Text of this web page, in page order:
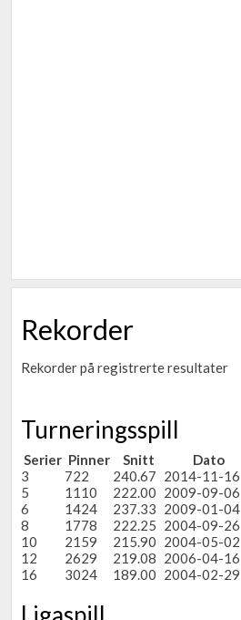
Rekorder
Rekorder på registrerte resultater
Turneringsspill
Serier Pinner Snitt Dato
3
722 240.67 2014-11-16
5
1110 222.00 2009-09-06
6
1424 237.33 2009-01-04
8
1778 222.25 2004-09-26
10
2159 215.90 2004-05-02
12
2629 219.08 2006-04-16
16
3024 189.00 2004-02-29